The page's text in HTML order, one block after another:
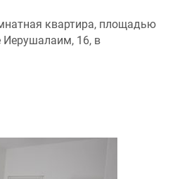
квартира, площадью
Иерушалаим, 16, в